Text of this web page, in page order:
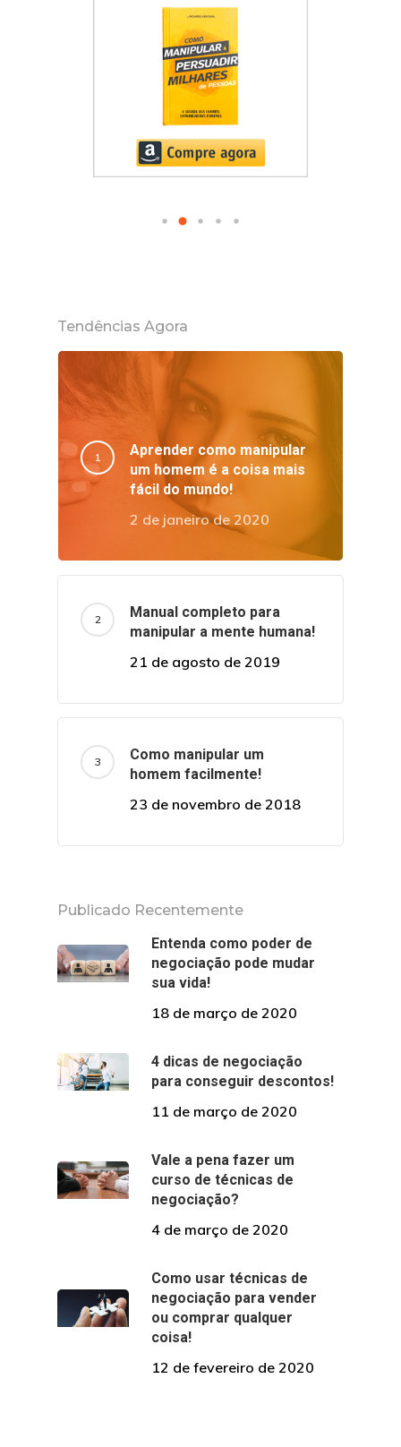
Tendências Agora
Aprender como manipular
um homem é a coisa mais
fácil do mundo!
2 de janeiro de 2020
Manual completo para
manipular a mente humana!
21 de agosto de 2019
Como manipular um
homem facilmente!
23 de novembro de 2018
Publicado Recentemente
Entenda como poder de
negociação pode mudar
sua vida!
18 de março de 2020
4 dicas de negociação
para conseguir descontos!
11 de março de 2020
Vale a pena fazer um
curso de técnicas de
negociação?
4 de março de 2020
Como usar técnicas de
negociação para vender
ou comprar qualquer
coisa!
12 de fevereiro de 2020